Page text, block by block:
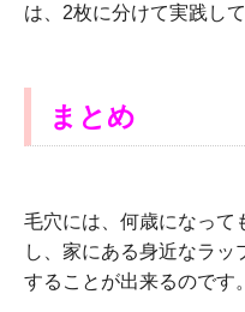
は、2枚に分けて実践し
まとめ
毛穴には、何歳になって
し、家にある身近なラ
することが出来るのです。